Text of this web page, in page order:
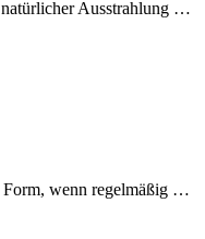
Ausstrahlung …
Form, wenn regelmäßig …